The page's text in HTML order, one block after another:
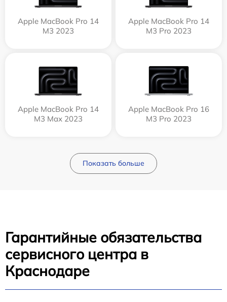
Apple MacBook Pro 14
M3 2023
Apple MacBook Pro 14
M3 Pro 2023
Apple MacBook Pro 14
M3 Max 2023
Apple MacBook Pro 16
M3 Pro 2023
Показать больше
Гарантийные обязательства
сервисного центра в
Краснодаре